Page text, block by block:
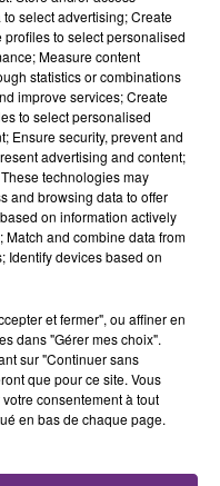
17h16
17h16
BEBE REXHA
New Religion
17h07
17h07
select advertising; Create
to select personalised
Measure content
statistics or combinations
improve services; Create
to select personalised
Ensure security, prevent and
advertising and content;
technologies may
and browsing data to offer
on information actively
and combine data from
Identify devices based on
et fermer", ou affiner en
dans "Gérer mes choix".
sur "Continuer sans
que pour ce site. Vous
consentement à tout
en bas de chaque page.